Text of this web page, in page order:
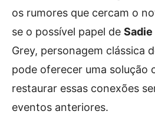
os rumores que cercam o
se o possível papel de Sadie
Grey, personagem clássica
pode oferecer uma solução
restaurar essas conexões
eventos anteriores.